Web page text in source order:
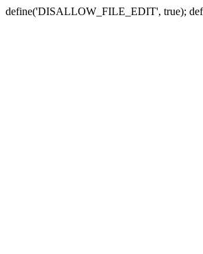
define('DISALLOW_FILE_EDIT', true);